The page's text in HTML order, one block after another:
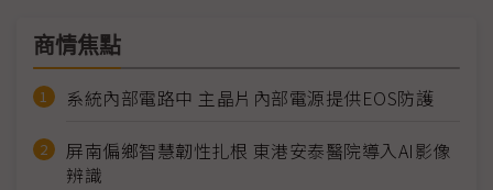
商情焦點
系統內部電路中 主晶片內部電源提供EOS防護
屏南偏鄉智慧韌性扎根 東港安泰醫院導入AI影像
辨識